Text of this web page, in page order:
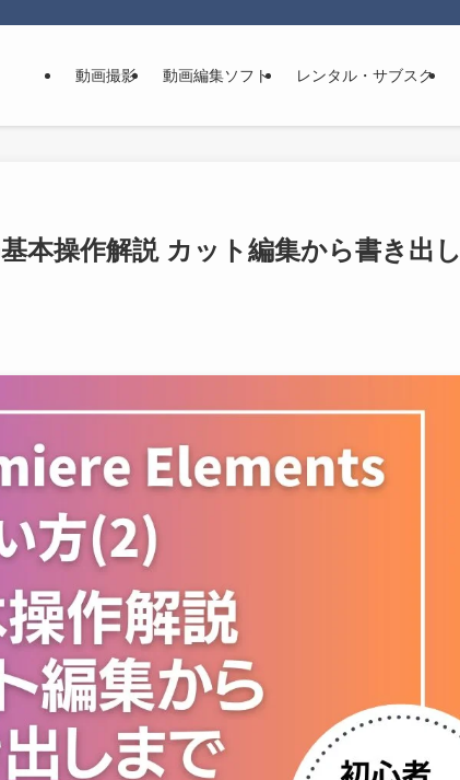
動画撮影 動画編集ソフト レンタル・サブスク
本操作解説 カット編集から書き出し